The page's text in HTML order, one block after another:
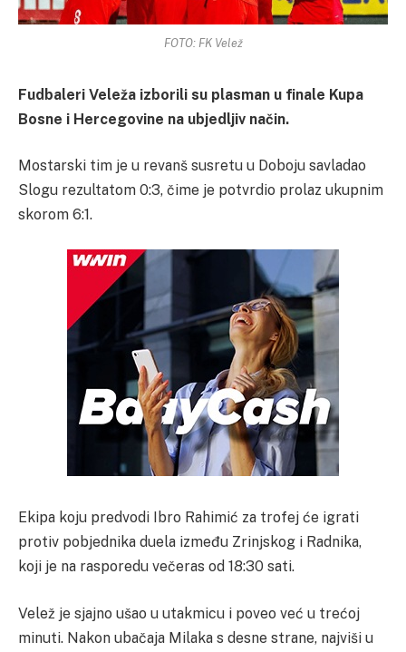
FOTO: FK Velež
Fudbaleri Veleža izborili su plasman u finale Kupa
Bosne i Hercegovine na ubjedljiv način.
Mostarski tim je u revanš susretu u Doboju savladao
Slogu rezultatom 0:3, čime je potvrdio prolaz ukupnim
skorom 6:1.
Ekipa koju predvodi Ibro Rahimić za trofej će igrati
protiv pobjednika duela između Zrinjskog i Radnika,
koji je na rasporedu večeras od 18:30 sati.
Velež je sjajno ušao u utakmicu i poveo već u trećoj
minuti. Nakon ubačaja Milaka s desne strane, najviši u